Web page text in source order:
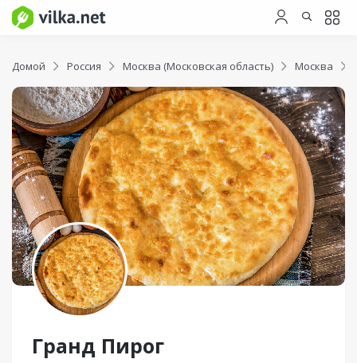
Домой Россия Москва (Московская область) Москва
Гранд Пирог